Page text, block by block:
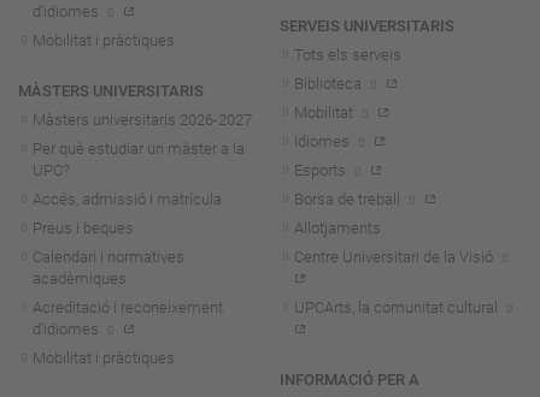
d'idiomes
Mobilitat i pràctiques
MÀSTERS UNIVERSITARIS
Màsters universitaris 2026-2027
Per què estudiar un màster a la
UPC?
Accés, admissió i matrícula
Preus i beques
Calendari i normatives
acadèmiques
Acreditació i reconeixement
d'idiomes
Mobilitat i pràctiques
SERVEIS UNIVERSITARIS
Tots els serveis
Biblioteca
Mobilitat
Idiomes
Esports
Borsa de treball
Allotjaments
Centre Universitari de la Visió
UPCArts, la comunitat cultural
INFORMACIÓ PER A